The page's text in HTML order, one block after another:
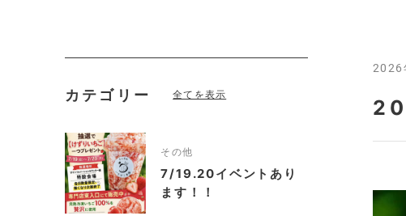
2026
カテゴリー 全てを表示
その他
7/19.20イベントあり
ます！！